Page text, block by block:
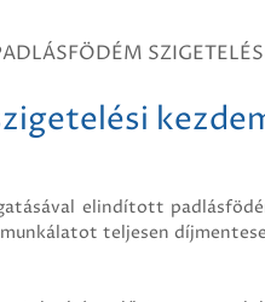
elindított
teljesen